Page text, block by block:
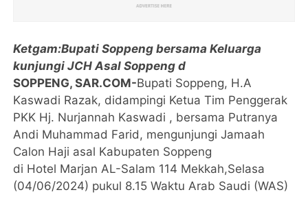
Ketgam:Bupati Soppeng bersama Keluarga
kunjungi JCH Asal Soppeng d
SOPPENG, SAR.COM-Bupati Soppeng, H.A
Kaswadi Razak, didampingi Ketua Tim Penggerak
PKK Hj. Nurjannah Kaswadi , bersama Putranya
Andi Muhammad Farid, mengunjungi Jamaah
Calon Haji asal Kabupaten Soppeng
di Hotel Marjan AL-Salam 114 Mekkah,Selasa
(04/06/2024) pukul 8.15 Waktu Arab Saudi (WAS)